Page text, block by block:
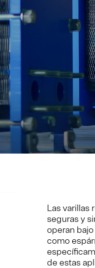
Serie de Arandelas
Las varillas
seguras y
operan
como
de estas